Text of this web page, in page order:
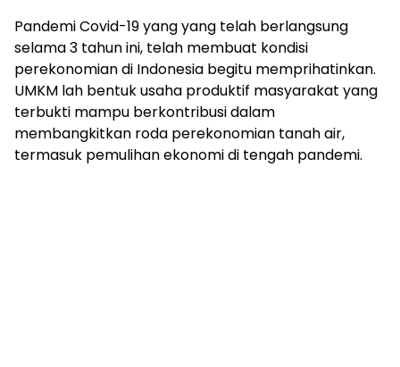
Pandemi Covid-19 yang yang telah berlangsung
selama 3 tahun ini, telah membuat kondisi
perekonomian di Indonesia begitu memprihatinkan.
UMKM lah bentuk usaha produktif masyarakat yang
terbukti mampu berkontribusi dalam
membangkitkan roda perekonomian tanah air,
termasuk pemulihan ekonomi di tengah pandemi.